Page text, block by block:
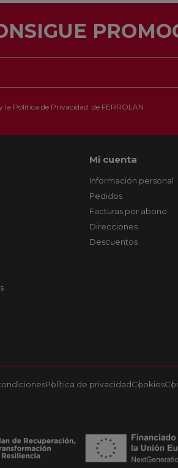
la Política de Privacidad de FERROLAN
Mi cuenta
Información personal
Pedidos
Facturas por abono
Direcciones
Descuentos
Política de privacidadCookies